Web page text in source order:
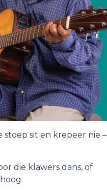
sit en krepeer nie –
die klawers dans, of